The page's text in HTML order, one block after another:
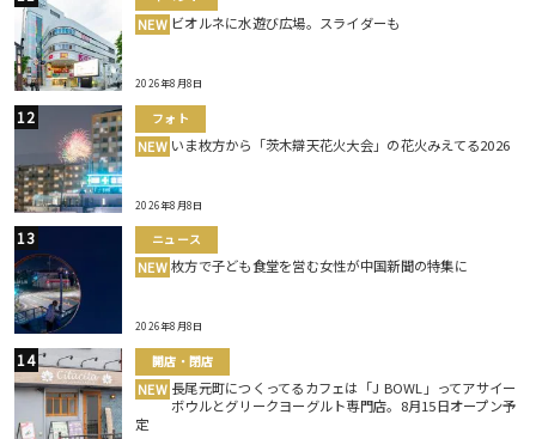
NEW ビオルネに水遊び広場。スライダーも
2026年8月8日
フォト
NEW いま枚方から「茨木辯天花火大会」の花火みえてる2026
2026年8月8日
ニュース
NEW 枚方で子ども食堂を営む女性が中国新聞の特集に
2026年8月8日
開店・閉店
NEW 長尾元町につくってるカフェは「J BOWL」ってアサイー
ボウルとグリークヨーグルト専門店。8月15日オープン予
定